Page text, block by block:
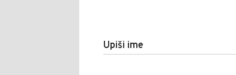
Upiši ime